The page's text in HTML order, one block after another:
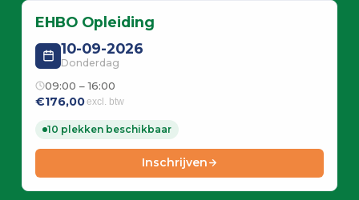
EHBO Opleiding
10-09-2026
Donderdag
09:00 – 16:00
€176,00excl. btw
10 plekken beschikbaar
Inschrijven